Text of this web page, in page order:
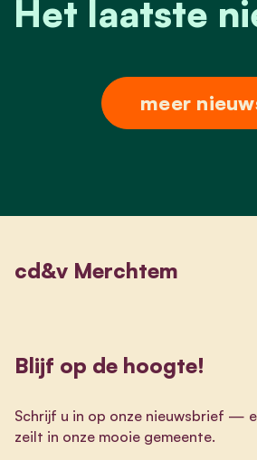
Het laatste
meer
cd&v Merchtem
Blijf op de hoogte!
Schrijf u in op onze nieuwsbrief —
zeilt in onze mooie gemeente.